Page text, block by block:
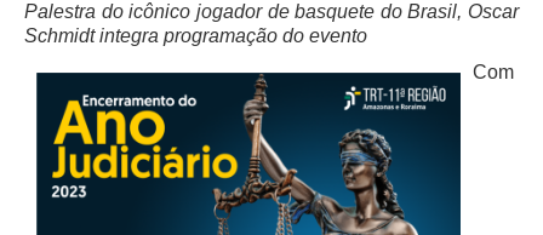
Juízes Manaus
Juízes Interior
Juízes Substitutos
Diretores
Palestra do icônico jogador de basquete do Brasil, Oscar
Schmidt integra programação do evento
Com